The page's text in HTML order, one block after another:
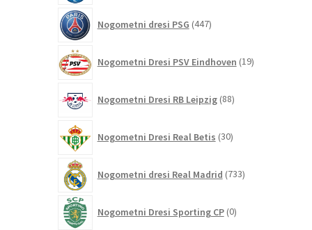
Nogometni dresi PSG 447izdelkov
Nogometni Dresi PSV Eindhoven 19izdelkov
Nogometni Dresi RB Leipzig 88izdelkov
Nogometni Dresi Real Betis 30izdelkov
Nogometni dresi Real Madrid 733izdelkov
Nogometni Dresi Sporting CP 0izdelkov